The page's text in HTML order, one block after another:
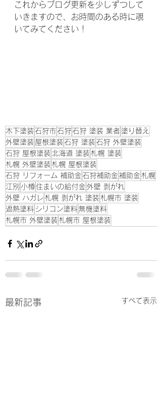
これからブログ更新を少しずつして
いきますので、お時間のある時に覗
いてみてください！
木下塗装 石狩市石狩石狩 塗装 業者 塗り替え
外壁塗装 屋根塗装 石狩 塗装 石狩 外壁塗装
石狩 屋根塗装 北海道 塗装 札幌 塗装
札幌 外壁塗装 札幌 屋根塗装
石狩 リフォーム 補助金石狩補助金 補助金札幌
江別 小樽住まいの給付金 外壁 剥がれ
外壁 ハガレ札幌 剥がれ 塗装 札幌市 塗装
遮熱塗料 シリコン塗料 無機塗料
札幌市 外壁塗装 札幌市 屋根塗装
最新記事 すべて表示